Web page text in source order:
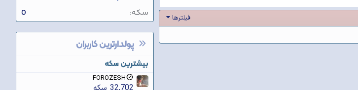
فیلترها سکه 0
پولدارترین کاربران
بیشترین سکه
FOROZESH